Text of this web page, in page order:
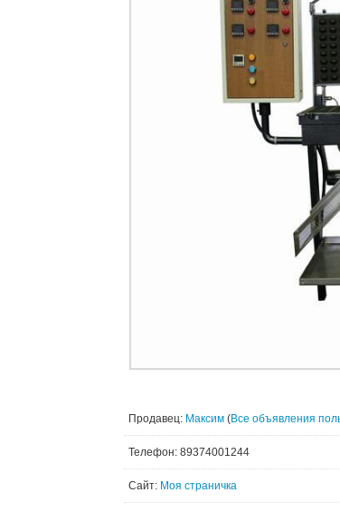
Продавец: Максим (Все объявления
Телефон: 89374001244
Сайт: Моя страничка